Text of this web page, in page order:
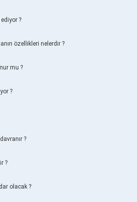
?
özellikleri nelerdir ?
mu ?
?
?
?
olacak ?